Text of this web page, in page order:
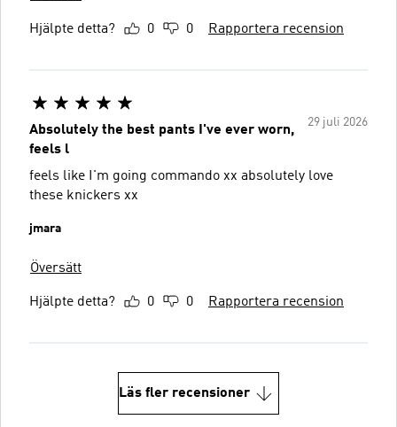
Hjälpte detta? 0 0 Rapportera recension
29 juli 2026
Absolutely the best pants I've ever worn,
feels l
feels like I'm going commando ️xx absolutely love
these knickers xx
jmara
Översätt
Hjälpte detta? 0 0 Rapportera recension
Läs fler recensioner